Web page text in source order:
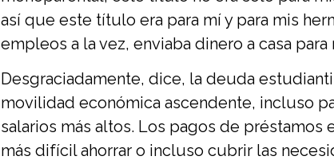
así que este título era para mí y para mis
empleos a la vez, enviaba dinero a casa para
Desgraciadamente, dice, la deuda
movilidad económica ascendente, incluso
salarios más altos. Los pagos de
más difícil ahorrar o incluso cubrir las